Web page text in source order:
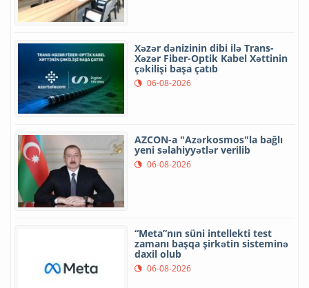
Xəzər dənizinin dibi ilə Trans-
Xəzər Fiber-Optik Kabel Xəttinin
çəkilişi başa çatıb
06-08-2026
AZCON-a "Azərkosmos"la bağlı
yeni səlahiyyətlər verilib
06-08-2026
“Meta”nın süni intellekti test
zamanı başqa şirkətin sisteminə
daxil olub
06-08-2026